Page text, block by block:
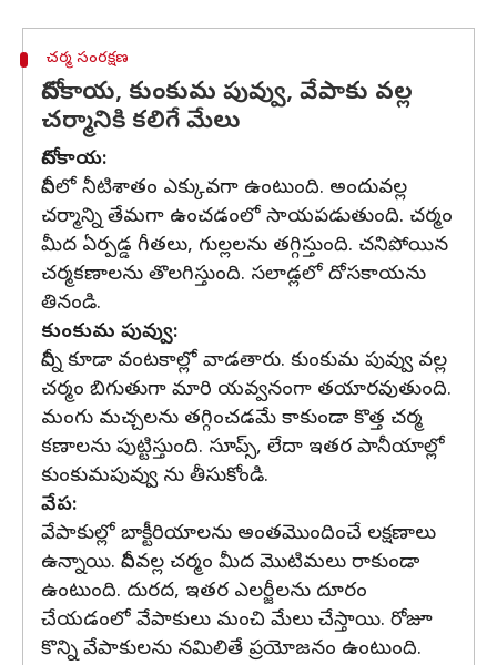
చర్మ సంరక్షణ
దోసకాయ, కుంకుమ పువ్వు, వేపాకు వల్ల
చర్మానికి కలిగే మేలు
దోసకాయ:
దీనిలో నీటిశాతం ఎక్కువగా ఉంటుంది. అందువల్ల
చర్మాన్ని తేమగా ఉంచడంలో సాయపడుతుంది. చర్మం
మీద ఏర్పడ్డ గీతలు, గుల్లలను తగ్గిస్తుంది. చనిపోయిన
చర్మకణాలను తొలగిస్తుంది. సలాడ్లలో దోసకాయను
తినండి.
కుంకుమ పువ్వు:
దీన్ని కూడా వంటకాల్లో వాడతారు. కుంకుమ పువ్వు వల్ల
చర్మం బిగుతుగా మారి యవ్వనంగా తయారవుతుంది.
మంగు మచ్చలను తగ్గించడమే కాకుండా కొత్త చర్మ
కణాలను పుట్టిస్తుంది. సూప్స్, లేదా ఇతర పానీయాల్లో
కుంకుమపువ్వు ను తీసుకోండి.
వేప:
వేపాకుల్లో బాక్టీరియాలను అంతమొందించే లక్షణాలు
ఉన్నాయి. దీనివల్ల చర్మం మీద మొటిమలు రాకుండా
ఉంటుంది. దురద, ఇతర ఎలర్జీలను దూరం
చేయడంలో వేపాకులు మంచి మేలు చేస్తాయి. రోజూ
కొన్ని వేపాకులను నమిలితే ప్రయోజనం ఉంటుంది.